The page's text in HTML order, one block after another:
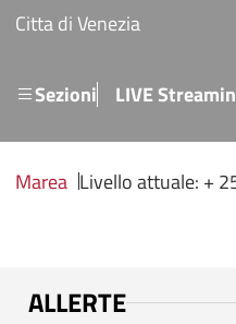
principale
Citta di Venezia
SezioniMenu
LIVE
Marea Livello attuale: +
ALLERTE